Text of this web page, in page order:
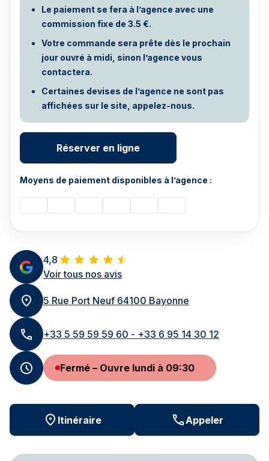
4,8
Voir tous nos avis
5 Rue Port Neuf 64100 Bayonne
+33 5 59 59 59 60 - +33 6 95 14 30 12
Fermé – Ouvre lundi à 09:30
Itinéraire Appeler
Le paiement se fera à l’agence avec une
commission fixe de 3.5 €.
Votre commande sera prête dès le prochain
jour ouvré à midi, sinon l’agence vous
contactera.
Certaines devises de l’agence ne sont pas
affichées sur le site, appelez-nous.
Réserver en ligne
Moyens de paiement disponibles à l’agence :